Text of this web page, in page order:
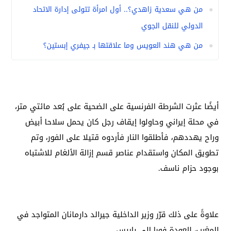
من هي سعدية زاهدي؟.. أول امرأة تتولى إدارة الاتحاد
الدولي للنقل الجوي
من هي هند العويس وما علاقتها بـ جيفري إبستين؟
أيضًا عثرت الشرطة الفرنسية على الضحية على بُعد مائتي متر،
في محلة إيراني وحاولوا إيقاف رجل كان يحمل سلاحا أبيض
وراح يهددهم، فأطلقوا النار فأردوه قتيلا على الفور،وتم
تطويق المكان واستقدام عناصر قسم إزالة الألغام للاشتباه
بوجود حزام ناسف.
علاوةً على ذلك قرّر وزير الداخلية جيرالد دارمانان المتواجد في